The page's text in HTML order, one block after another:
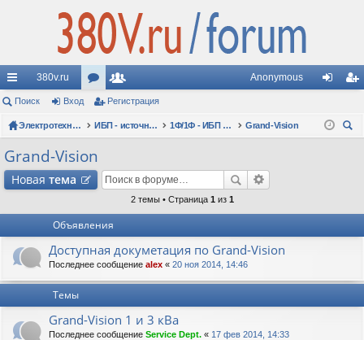
с
ы
лк
380v.ru
ор
ум
ол
ьз
ат
и
Anonymous
д ис
Поиск Вход Регистрация
Электротехнические форумы ИБП - источники бесперебойного питания 1Ф/1Ф - ИБП N-POWER - однофазные 1-10 кВА - вопросы по моделям
Grand-Vision
Grand-Vision
Новая тема
2 темы • Страница 1 из 1
Объявления
Доступная докуметация по Grand-Vision
Последнее сообщение alex « 20 ноя 2014, 14:46
Темы
Grand-Vision 1 и 3 кВа
Последнее сообщение Service Dept. « 17 фев 2014, 14:33